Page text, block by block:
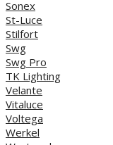
Sonex
St-Luce
Stilfort
Swg
Swg Pro
TK Lighting
Velante
Vitaluce
Voltega
Werkel